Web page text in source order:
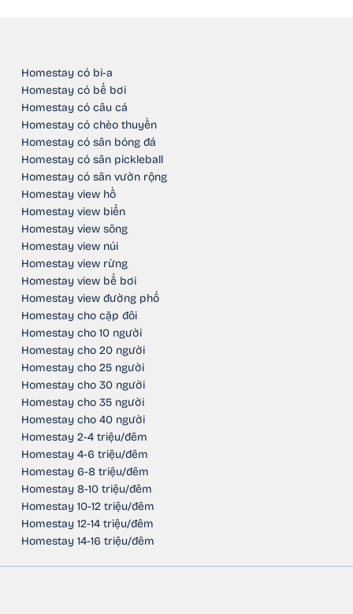
Homestay có bi-a
Homestay có bể bơi
Homestay có câu cá
Homestay có chèo thuyền
Homestay có sân bóng đá
Homestay có sân pickleball
Homestay có sân vườn rộng
Homestay view hồ
Homestay view biển
Homestay view sông
Homestay view núi
Homestay view rừng
Homestay view bể bơi
Homestay view đường phố
Homestay cho cặp đôi
Homestay cho 10 người
Homestay cho 20 người
Homestay cho 25 người
Homestay cho 30 người
Homestay cho 35 người
Homestay cho 40 người
Homestay 2-4 triệu/đêm
Homestay 4-6 triệu/đêm
Homestay 6-8 triệu/đêm
Homestay 8-10 triệu/đêm
Homestay 10-12 triệu/đêm
Homestay 12-14 triệu/đêm
Homestay 14-16 triệu/đêm